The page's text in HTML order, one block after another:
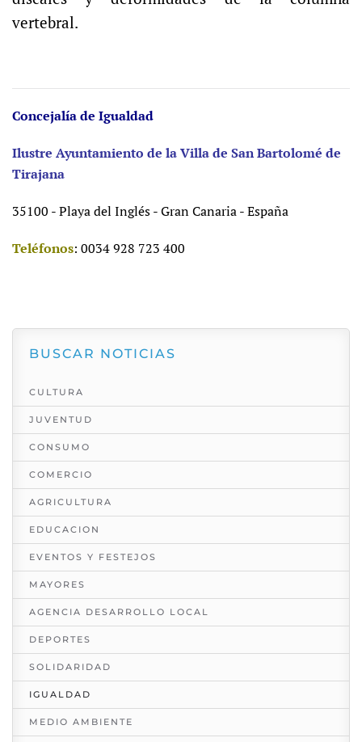
vertebral.
Concejalía de Igualdad
Ilustre Ayuntamiento de la Villa de San Bartolomé de
Tirajana
35100 - Playa del Inglés - Gran Canaria - España
Teléfonos: 0034 928 723 400
BUSCAR NOTICIAS
CULTURA
JUVENTUD
CONSUMO
COMERCIO
AGRICULTURA
EDUCACION
EVENTOS Y FESTEJOS
MAYORES
AGENCIA DESARROLLO LOCAL
DEPORTES
SOLIDARIDAD
IGUALDAD
MEDIO AMBIENTE